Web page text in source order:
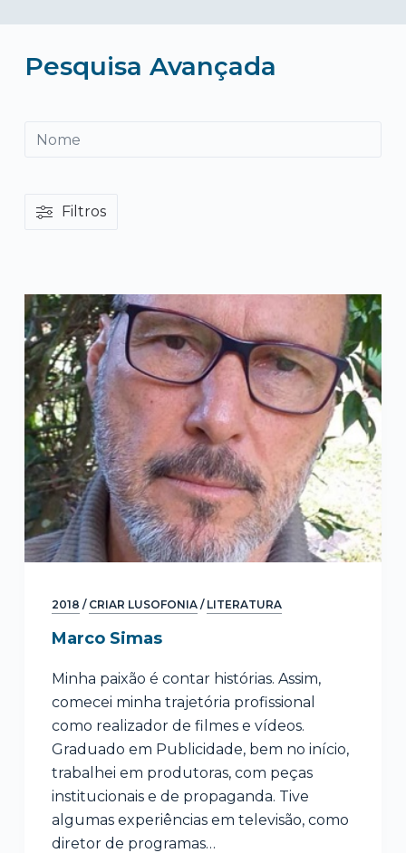
2018 / CRIAR LUSOFONIA/ LITERATURA
Marco Simas
Minha paixão é contar histórias. Assim,
comecei minha trajetória profissional
como realizador de filmes e vídeos.
Graduado em Publicidade, bem no início,
trabalhei em produtoras, com peças
institucionais e de propaganda. Tive
algumas experiências em televisão, como
diretor de programas…
Pesquisa Avançada
Filtros